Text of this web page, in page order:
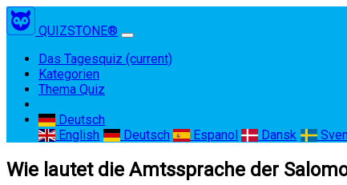
QUIZSTONE®
Das Tagesquiz (current)
Kategorien
Thema Quiz
Deutsch
English
Deutsch Espanol Dansk
Wie lautet die Amtssprache der